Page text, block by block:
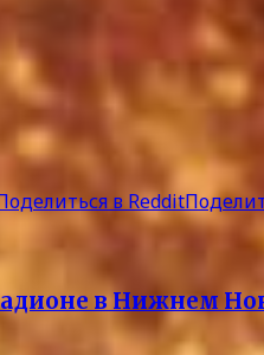
в Reddit
в Нижнем